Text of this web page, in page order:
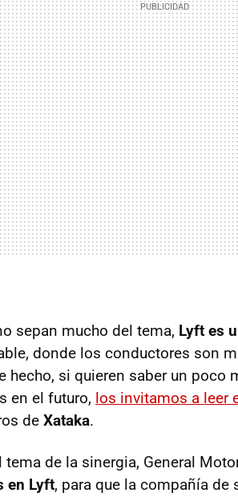
sepan mucho del tema, Lyft es
donde los conductores son
hecho, si quieren saber un poco
en el futuro, los invitamos a leer
de Xataka.
de la sinergia, General
en Lyft, para que la compañía